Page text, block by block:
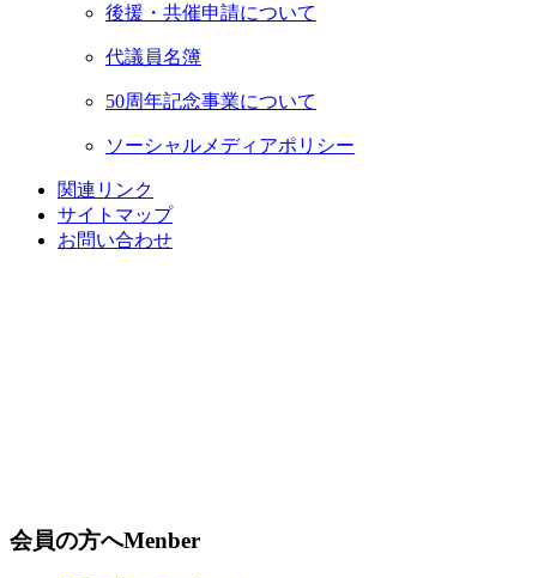
後援・共催申請について
代議員名簿
50周年記念事業について
ソーシャルメディアポリシー
関連リンク
サイトマップ
お問い合わせ
会員の方へMenber